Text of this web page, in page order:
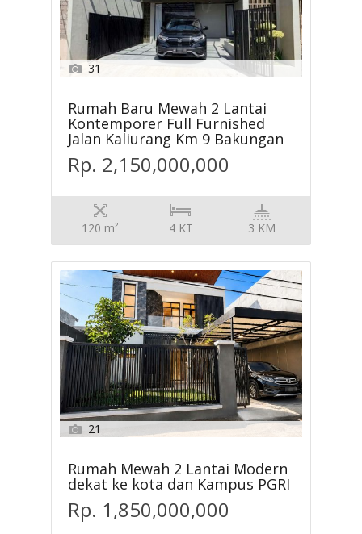
31
Rumah Baru Mewah 2 Lantai
Kontemporer Full Furnished
Jalan Kaliurang Km 9 Bakungan
Rp. 2,150,000,000
120 m² 4 KT 3 KM
21
Rumah Mewah 2 Lantai Modern
dekat ke kota dan Kampus PGRI
Rp. 1,850,000,000